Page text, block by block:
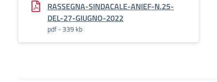
RASSEGNA-SINDACALE-ANIEF-N.25-
DEL-27-GIUGNO-2022
pdf - 339 kb